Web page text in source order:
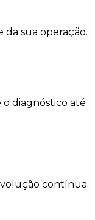
da sua operação.
diagnóstico até
contínua.